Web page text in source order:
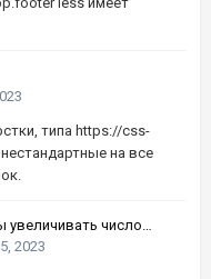
типа https://css-
на все
увеличивать число
2023